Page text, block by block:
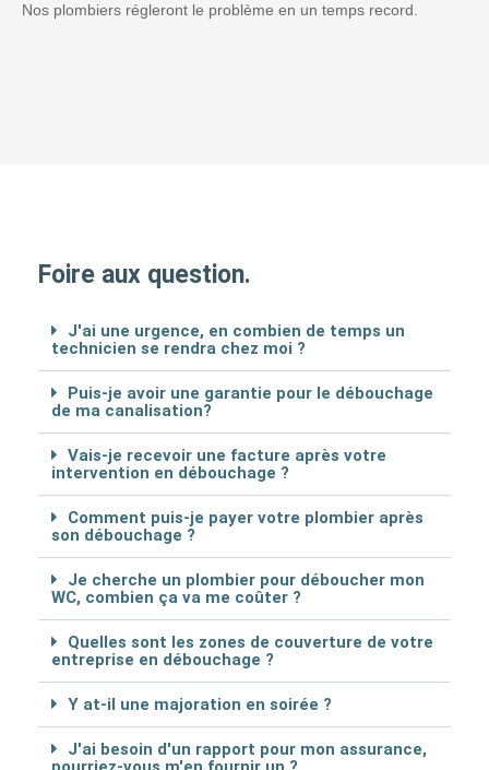
Nos plombiers régleront le problème en un temps record.
Foire aux question.
J'ai une urgence, en combien de temps un
technicien se rendra chez moi ?
Puis-je avoir une garantie pour le débouchage
de ma canalisation?
Vais-je recevoir une facture après votre
intervention en débouchage ?
Comment puis-je payer votre plombier après
son débouchage ?
Je cherche un plombier pour déboucher mon
WC, combien ça va me coûter ?
Quelles sont les zones de couverture de votre
entreprise en débouchage ?
Y at-il une majoration en soirée ?
J'ai besoin d'un rapport pour mon assurance,